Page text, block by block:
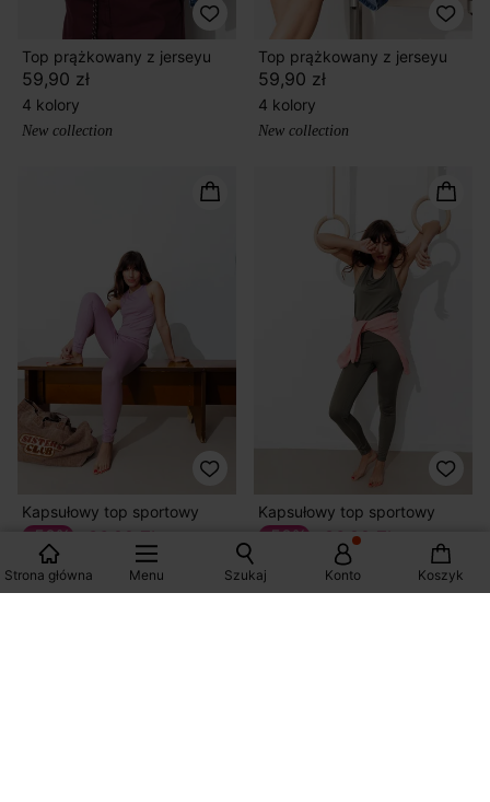
Strona główna Menu Szukaj Konto Koszyk
Top prążkowany z jerseyu
59,90 zł
4 kolory
New collection
Top prążkowany z jerseyu
59,90 zł
4 kolory
New collection
Kapsułowy top sportowy
36,00 ZŁ
72,90 zł
-50%
2 kolory
Kapsułowy top sportowy
36,00 ZŁ
72,90 zł
-50%
2 kolory